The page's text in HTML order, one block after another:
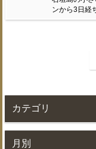
ンから3日経
カテゴリ
月別